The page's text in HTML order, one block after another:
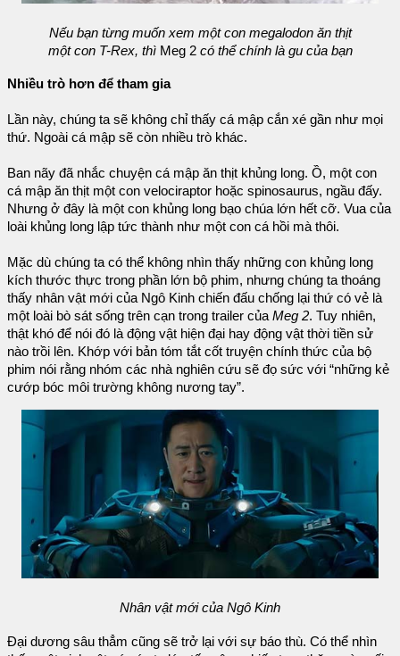
Nếu bạn từng muốn xem một con megalodon ăn thịt
một con T-Rex, thìMeg 2 có thể chính là gu của bạn
Nhiều trò hơn để tham gia
Lần này, chúng ta sẽ không chỉ thấy cá mập cắn xé gần như mọi
thứ. Ngoài cá mập sẽ còn nhiều trò khác.
Ban nãy đã nhắc chuyện cá mập ăn thịt khủng long. Ồ, một con
cá mập ăn thịt một con velociraptor hoặc spinosaurus, ngầu đấy.
Nhưng ở đây là một con khủng long bạo chúa lớn hết cỡ. Vua của
loài khủng long lập tức thành như một con cá hồi mà thôi.
Mặc dù chúng ta có thể không nhìn thấy những con khủng long
kích thước thực trong phần lớn bộ phim, nhưng chúng ta thoáng
thấy nhân vật mới của Ngô Kinh chiến đấu chống lại thứ có vẻ là
một loài bò sát sống trên cạn trong trailer củaMeg 2. Tuy nhiên,
thật khó để nói đó là động vật hiện đại hay động vật thời tiền sử
nào trồi lên. Khớp với bản tóm tắt cốt truyện chính thức của bộ
phim nói rằng nhóm các nhà nghiên cứu sẽ đọ sức với “những kẻ
cướp bóc môi trường không nương tay”.
Nhân vật mới của Ngô Kinh
Đại dương sâu thẳm cũng sẽ trở lại với sự báo thù. Có thể nhìn